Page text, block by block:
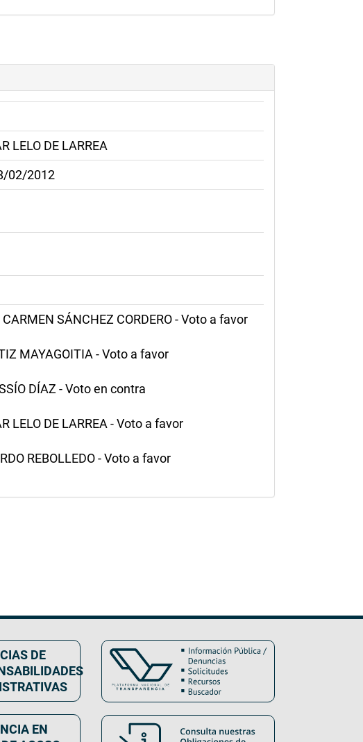
LELO DE LARREA
02/2012
SÁNCHEZ CORDERO - Voto a favor
MAYAGOITIA - Voto a favor
DÍAZ - Voto en contra
LELO DE LARREA - Voto a favor
REBOLLEDO - Voto a favor
DE
EN